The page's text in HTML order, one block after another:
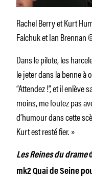
Rachel Berry et Kurt
Falchuk et Ian Brennan
Dans le pilote, les
le jeter dans la benne à
“Attendez !”, et il enlève
moins, me foutez pas
d’humour dans cette
Kurt est resté fier. »
Les Reines du drame
mk2 Quai de Seine